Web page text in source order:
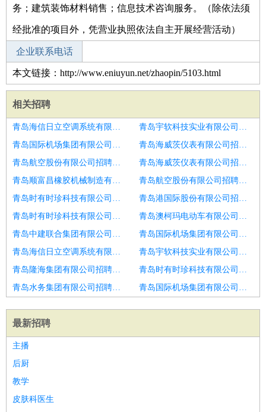
务；建筑装饰材料销售；信息技术咨询服务。（除依法须
经批准的项目外，凭营业执照依法自主开展经营活动）
企业联系电话
本文链接：http://www.eniuyun.net/zhaopin/5103.html
相关招聘
青岛海信日立空调系统有限公司招聘雨花汽配厂操作工
青岛宇软科技实业有限公司招聘A短期小时工30元包吃住
青岛国际机场集团有限公司招聘大理石操作工
青岛海威茨仪表有限公司招聘一汽四环招聘操作工
青岛航空股份有限公司招聘绞线操作工
青岛海威茨仪表有限公司招聘龙门加工中心技工
青岛顺富昌橡胶机械制造有限公司招聘操作工
青岛航空股份有限公司招聘包吃住8k聘加工中心
青岛时有时珍科技有限公司招聘铣床CNC操作工
青岛港国际股份有限公司招聘邹平诚聘车间操作工
青岛时有时珍科技有限公司招聘卧加操作工
青岛澳柯玛电动车有限公司招聘高薪诚聘操作工
青岛中建联合集团有限公司招聘工厂操作工
青岛国际机场集团有限公司招聘操作工
青岛海信日立空调系统有限公司招聘万瓦级光纤切割机操作工
青岛宇软科技实业有限公司招聘常年招聘操作工
青岛隆海集团有限公司招聘无心磨操作工
青岛时有时珍科技有限公司招聘机械操作工
青岛水务集团有限公司招聘潍坊市招聘生产操作工3
青岛国际机场集团有限公司招聘操作工月7千工作轻松
最新招聘
主播
后厨
教学
皮肤科医生